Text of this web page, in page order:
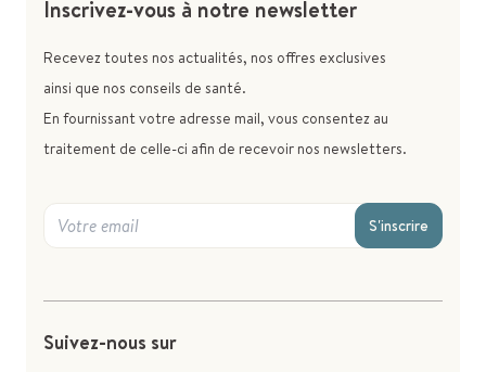
Inscrivez-vous à notre newsletter
Recevez toutes nos actualités, nos offres exclusives
ainsi que nos conseils de santé.
En fournissant votre adresse mail, vous consentez au
traitement de celle-ci afin de recevoir nos newsletters.
S'inscrire
Suivez-nous sur